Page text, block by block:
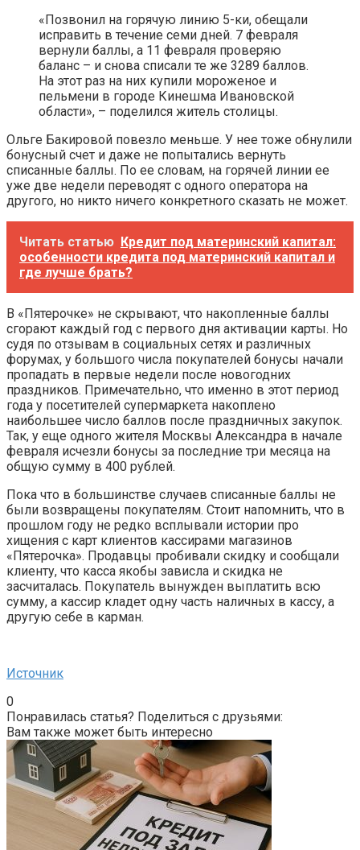
«Позвонил на горячую линию 5-ки, обещали
исправить в течение семи дней. 7 февраля
вернули баллы, а 11 февраля проверяю
баланс – и снова списали те же 3289 баллов.
На этот раз на них купили мороженое и
пельмени в городе Кинешма Ивановской
области», – поделился житель столицы.
Ольге Бакировой повезло меньше. У нее тоже обнулили
бонусный счет и даже не попытались вернуть
списанные баллы. По ее словам, на горячей линии ее
уже две недели переводят с одного оператора на
другого, но никто ничего конкретного сказать не может.
Читать статью Кредит под материнский капитал:
особенности кредита под материнский капитал и
где лучше брать?
В «Пятерочке» не скрывают, что накопленные баллы
сгорают каждый год с первого дня активации карты. Но
судя по отзывам в социальных сетях и различных
форумах, у большого числа покупателей бонусы начали
пропадать в первые недели после новогодних
праздников. Примечательно, что именно в этот период
года у посетителей супермаркета накоплено
наибольшее число баллов после праздничных закупок.
Так, у еще одного жителя Москвы Александра в начале
февраля исчезли бонусы за последние три месяца на
общую сумму в 400 рублей.
Пока что в большинстве случаев списанные баллы не
были возвращены покупателям. Стоит напомнить, что в
прошлом году не редко всплывали истории про
хищения с карт клиентов кассирами магазинов
«Пятерочка». Продавцы пробивали скидку и сообщали
клиенту, что касса якобы зависла и скидка не
засчиталась. Покупатель вынужден выплатить всю
сумму, а кассир кладет одну часть наличных в кассу, а
другую себе в карман.
Источник
0
Понравилась статья? Поделиться с друзьями:
Вам также может быть интересно